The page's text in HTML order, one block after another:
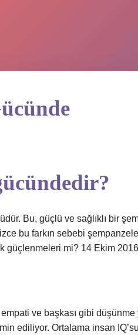
Bu, güçlü ve sağlıklı bir
bu farkın sebebi
güçlenmeleri mi? 14 Ekim 2016
ve başkası gibi
ediliyor. Ortalama insan